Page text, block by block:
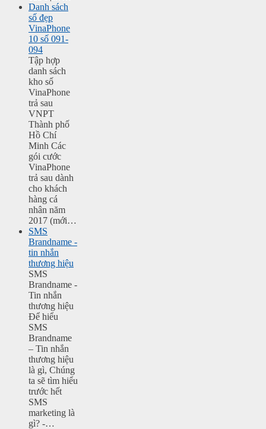
Danh sách
số đẹp
VinaPhone
10 số 091-
094
Tập hợp
danh sách
kho số
VinaPhone
trả sau
VNPT
Thành phố
Hồ Chí
Minh Các
gói cước
VinaPhone
trả sau dành
cho khách
hàng cá
nhân năm
2017 (mới…
SMS
Brandname -
tin nhắn
thương hiệu
SMS
Brandname -
Tin nhắn
thương hiệu
Để hiểu
SMS
Brandname
– Tin nhắn
thương hiệu
là gì, Chúng
ta sẽ tìm hiểu
trước hết
SMS
marketing là
gì? -…